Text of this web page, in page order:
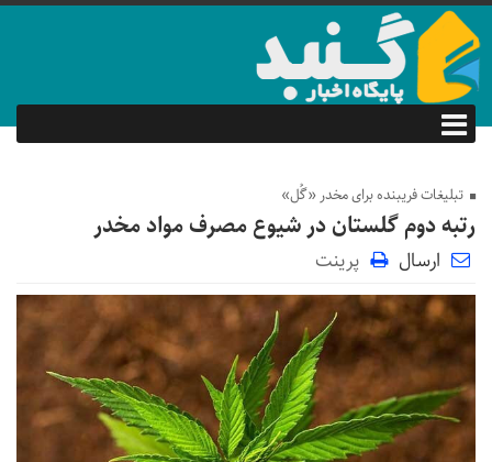
تبلیغات فریبنده برای مخدر «گُل»
رتبه دوم گلستان در شیوع مصرف مواد مخدر
ارسال پرینت